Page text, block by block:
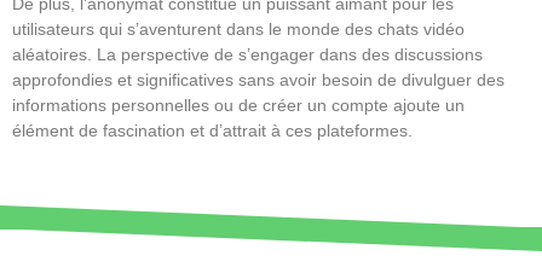
De plus, l’anonymat constitue un puissant aimant pour les
utilisateurs qui s’aventurent dans le monde des chats vidéo
aléatoires. La perspective de s’engager dans des discussions
approfondies et significatives sans avoir besoin de divulguer des
informations personnelles ou de créer un compte ajoute un
élément de fascination et d’attrait à ces plateformes.